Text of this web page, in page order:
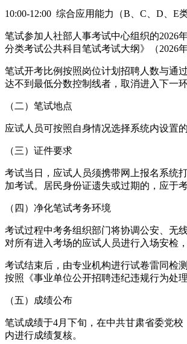
10:00-12:00 综合应用能力（B、C、D、E类
笔试参加人社部人事考试中心组织的2026
分类考试公共科目笔试考试大纲》（2026
笔试开考比例按照岗位计划招聘人数与通
达不到最低分数控制线者，取消进入下一环
（二）笔试地点
应试人员可按照自身情况选择系统内设置
（三）证件要求
考试当日，应试人员须携带网上报名系统
加考试。居民身份证遗失或过期的，应于
（四）净化笔试考务环境
考试过程中考务组织部门将协调公安、无
对所有进入考场的应试人员进行入场安检
考试结束后，由专业机构进行试卷雷同检
按照《事业单位公开招聘违纪违规行为处
（五）成绩公布
笔试成绩于4月下旬，在中共甘肃省委党
内进行成绩复核。